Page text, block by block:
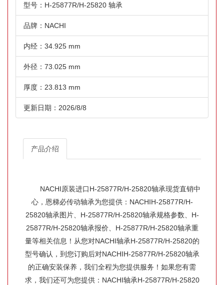
型号：H-25877R/H-25820 轴承
品牌：NACHI
内经：34.925 mm
外径：73.025 mm
厚度：23.813 mm
更新日期：2026/8/8
产品介绍
NACHI原装进口H-25877R/H-25820轴承现货直销中
心，恩梯必传动轴承为您提供：NACHIH-25877R/H-
25820轴承图片、H-25877R/H-25820轴承规格参数、H-
25877R/H-25820轴承报价、H-25877R/H-25820轴承重
量等相关信息！从您对NACHI轴承H-25877R/H-25820的
型号确认，到您订购后对NACHIH-25877R/H-25820轴承
的正确安装保养，我们全程为您提供服务！如果您有需
求，我们还可为您提供：NACHI轴承H-25877R/H-25820